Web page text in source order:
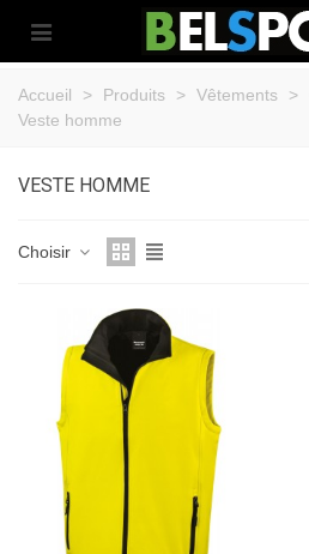
Accueil > Produits > Vêtements >
Veste homme
VESTE HOMME
Choisir